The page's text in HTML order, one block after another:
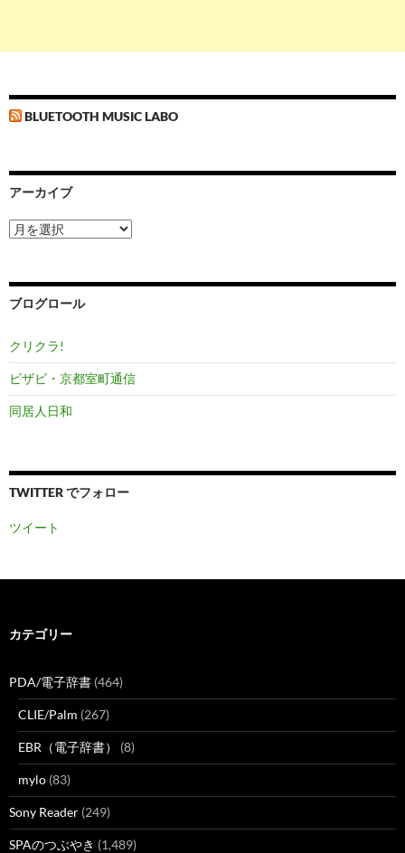
BLUETOOTH MUSIC LABO
アーカイブ
ア
ー
ブ
ブログロール
クリクラ!
ビザビ・京都室町通信
同居人日和
TWITTER でフォロー
ツイート
カテゴリー
PDA/電子辞書 (464)
CLIE/Palm (267)
EBR（電子辞書） (8)
mylo (83)
Sony Reader (249)
SPAのつぶやき (1,489)